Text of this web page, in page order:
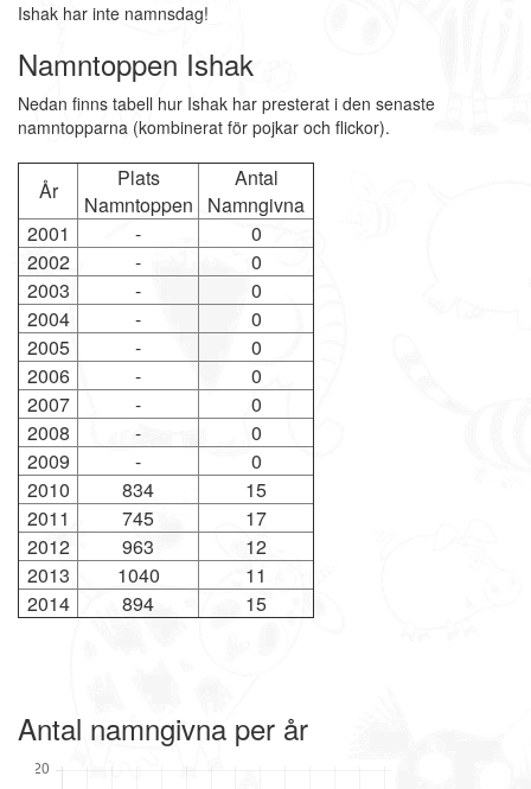
Ishak har inte namnsdag!
Namntoppen Ishak
Nedan finns tabell hur Ishak har presterat i den senaste
namntopparna (kombinerat för pojkar och flickor).
År
Plats
Namntoppen
Antal
Namngivna
2001
-
0
2002
-
0
2003
-
0
2004
-
0
2005
-
0
2006
-
0
2007
-
0
2008
-
0
2009
-
0
2010
834
15
2011
745
17
2012
963
12
2013
1040
11
2014
894 15
Antal namngivna per år